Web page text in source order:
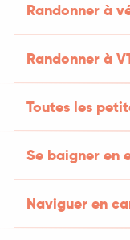
Randonner à
Randonner à
Toutes les
Se baigner en
Naviguer en